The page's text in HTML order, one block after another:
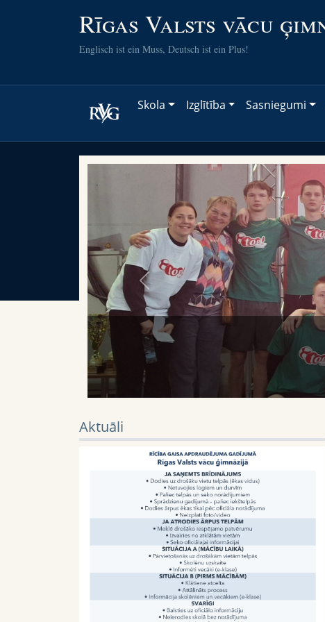
Rīgas Valsts vācu
Englisch ist ein Muss, Deutsch ist ein Plus!
Skola Izglītība Sasniegumi
Previous
Aktuāli